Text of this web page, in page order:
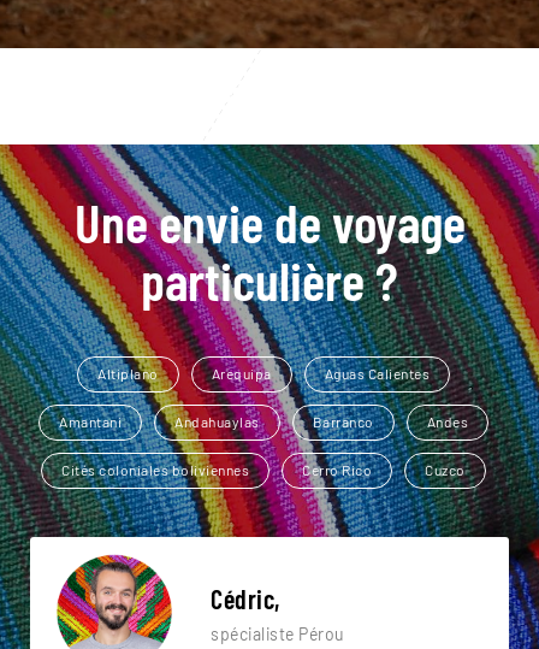
Une envie de voyage
particulière ?
Altiplano Arequipa Aguas Calientes
Amantani Andahuaylas Barranco Andes
Cités coloniales boliviennes Cerro Rico Cuzco
Cédric,
spécialiste Pérou